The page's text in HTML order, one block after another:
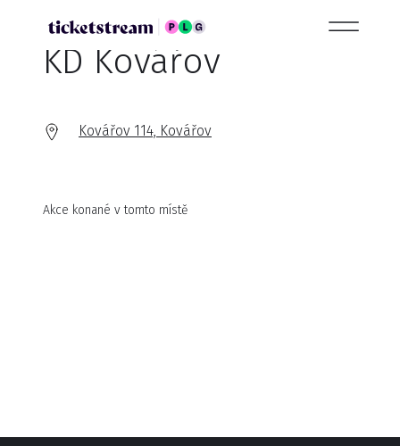
KD Kovářov
Kovářov 114, Kovářov
Akce konané v tomto místě